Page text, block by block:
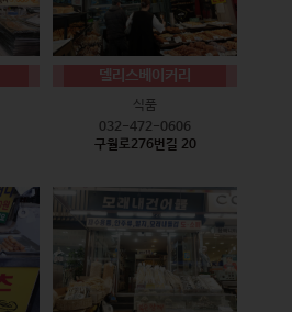
델리스베이커리
식품
032-472-0606
구월로276번길 20